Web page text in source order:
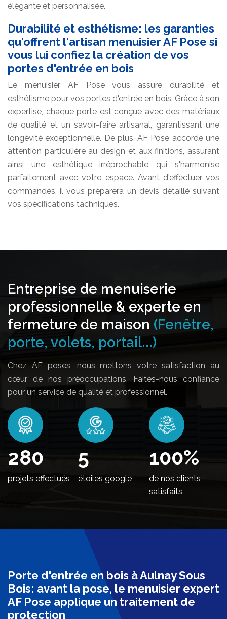
élégante et personnalisée.
Durabilité et esthétisme: les garanties
qu'offrent l'artisan menuisier AF Pose si
vous lui confiez la création de vos
portes d'entrée en bois
Le menuisier AF Pose vous assure durabilité et
esthétisme pour vos portes d'entrée en bois. Grâce à son
expertise, chaque porte est conçue avec des matériaux
de qualité et un savoir-faire artisanal, garantissant une
longévité exceptionnelle. De plus, AF Pose accorde une
attention particulière au design et aux finitions, assurant
ainsi une esthétique irréprochable qui s'harmonise
parfaitement avec votre espace. Avant d'effectuer vos
commandes, il vous préparera un devis détaillé suivant
vos spécifications tachniques.
Entreprise de menuiserie
professionnelle & experte en
fermeture de maison (Fenêtre,
porte, volets, portail...)
Chez AF poses, nous mettons votre satisfaction au
cœur de nos préoccupations. Faites-nous confiance
pour un service de qualité et professionnel.
346
projets effectués
5
étoiles google
100%
de nos clients
satisfaits
Porte d'entrée en bois à Aulnay Sous
Bois: avant la pose, le menuisier expert
AF Pose applique un traitement de
protection